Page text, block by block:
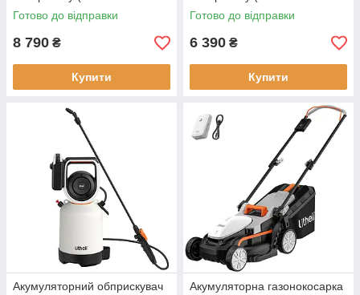
Power Bank 10000 mAh 45 W
безщітковий мотор)
Готово до відправки
8 790 ₴
Купити
Power Bank 10000 mAh 45 W
2А) для деревини
Готово до відправки
6 390 ₴
Купити
Акумуляторний обприскувач
Акумуляторна газонокосарка